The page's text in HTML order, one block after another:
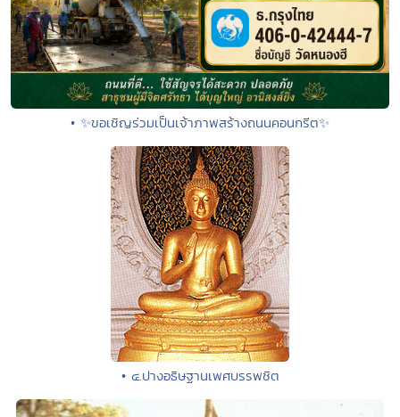
• ✨ขอเชิญร่วมเป็นเจ้าภาพสร้างถนนคอนกรีต✨
• ๔.ปางอธิษฐานเพศบรรพชิต